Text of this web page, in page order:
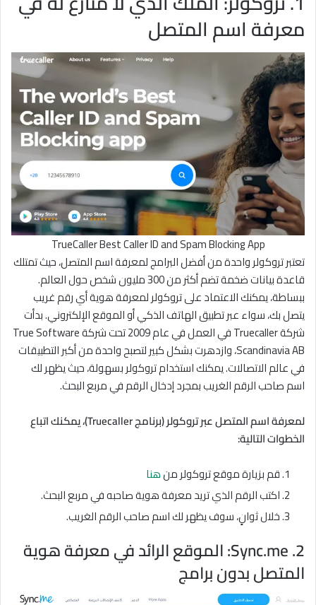
معرفة اسم المتصل
TrueCaller Best Caller ID and Spam Blocking App
تعتبر تروكولر واحدة من أفضل البرامج لمعرفة اسم المتصل، حيث تمتلك
قاعدة بيانات ضخمة تضم أكثر من 300 مليون شخص حول العالم.
ببساطة، يمكنك الاعتماد على تروكولر لمعرفة هوية أي رقم غريب
يتصل بك، سواء عبر تطبيق الهاتف الذكي أو الموقع الإلكتروني. بدأت
شركة Truecaller في العمل في عام 2009 تحت شركة True Software
Scandinavia AB، وازدهرت بشكل كبير لتصبح واحدة من أكبر التطبيقات
في عالم الاتصالات. يمكنك استخدام تروكولر بسهولة، حيث يظهر لك
اسم صاحب الرقم الغريب بمجرد إدخال الرقم في مربع البحث.
لمعرفة اسم المتصل عبر تروكولر (برنامج Truecaller)، يمكنك اتباع
الخطوات التالية:
قم بزيارة موقع تروكولر منهنا
اكتب الرقم الذي تريد معرفة هوية صاحبه في مربع البحث.
خلال ثوانٍ، سوف يظهر لك اسم صاحب الرقم الغريب.
2. Sync.me: الموقع الرائد في معرفة هوية
المتصل بدون برامج